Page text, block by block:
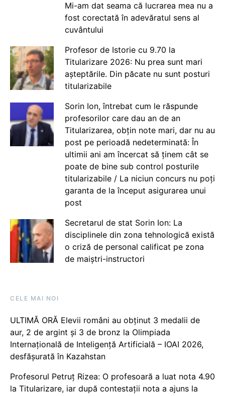
Mi-am dat seama că lucrarea mea nu a
fost corectată în adevăratul sens al
cuvântului
Profesor de Istorie cu 9.70 la
Titularizare 2026: Nu prea sunt mari
așteptările. Din păcate nu sunt posturi
titularizabile
Sorin Ion, întrebat cum le răspunde
profesorilor care dau an de an
Titularizarea, obțin note mari, dar nu au
post pe perioadă nedeterminată: În
ultimii ani am încercat să ținem cât se
poate de bine sub control posturile
titularizabile / La niciun concurs nu poți
garanta de la început asigurarea unui
post
Secretarul de stat Sorin Ion: La
disciplinele din zona tehnologică există
o criză de personal calificat pe zona
de maiștri-instructori
CELE MAI NOI
ULTIMĂ ORĂ Elevii români au obținut 3 medalii de
aur, 2 de argint și 3 de bronz la Olimpiada
Internațională de Inteligență Artificială – IOAI 2026,
desfășurată în Kazahstan
Profesorul Petruț Rizea: O profesoară a luat nota 4.90
la Titularizare, iar după contestații nota a ajuns la